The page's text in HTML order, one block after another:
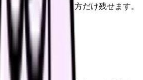
期と気になる働き方だけ残せます。
ん。
保存